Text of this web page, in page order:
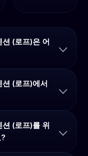
(로프)은 어
(로프)에서
(로프)를 위